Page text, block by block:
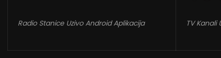
Radio Stanice Uzivo Android Aplikacija TV Kanali